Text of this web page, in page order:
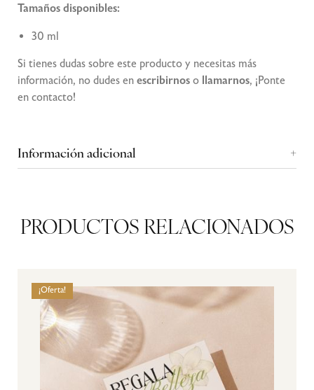
Tamaños disponibles:
30 ml
Si tienes dudas sobre este producto y necesitas más
información, no dudes enescribirnoso llamarnos, ¡Ponte
encontacto!
Información adicional
PRODUCTOS RELACIONADOS
¡Oferta!